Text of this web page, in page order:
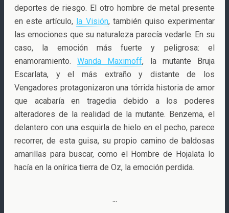
deportes de riesgo. El otro hombre de metal presente
en este artículo, la Visión, también quiso experimentar
las emociones que su naturaleza parecía vedarle. En su
caso, la emoción más fuerte y peligrosa: el
enamoramiento.Wanda Maximoff, la mutante Bruja
Escarlata, y el más extraño y distante de los
Vengadores protagonizaron una tórrida historia de amor
que acabaría en tragedia debido a los poderes
alteradores de la realidad de la mutante. Benzema, el
delantero con una esquirla de hielo en el pecho, parece
recorrer, de esta guisa, su propio camino de baldosas
amarillas para buscar, como el Hombre de Hojalata lo
hacía en la onírica tierra de Oz, la emoción perdida.
···